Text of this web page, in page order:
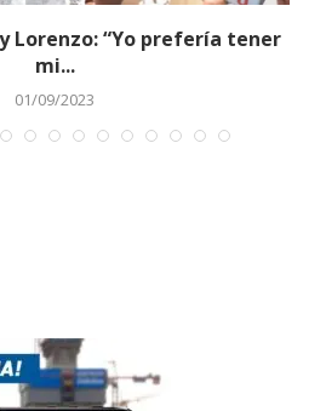
Lorenzo: “Yo prefería tener
mi...
01/09/2023